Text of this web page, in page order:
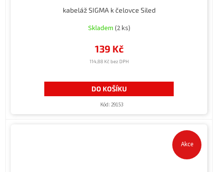
kabeláž SIGMA k čelovce Siled
Skladem (2 ks)
114,88 Kč bez DPH
139 Kč
DO KOŠÍKU
Kód: 29153
Akce